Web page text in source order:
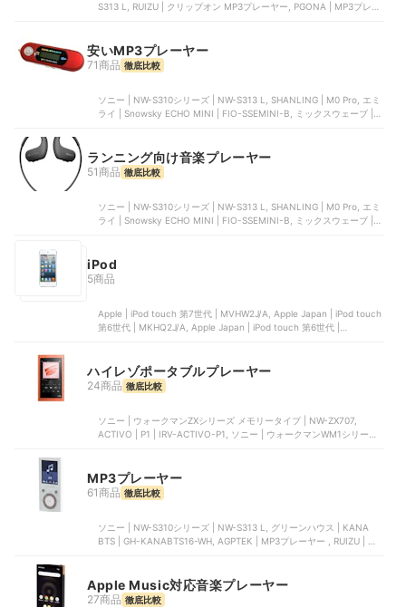
S313 L, RUIZU | クリップオン MP3プレーヤー, PGONA | MP3プレー
安いMP3プレーヤー
71商品 徹底比較
ソニー | NW-S310シリーズ | NW-S313 L, SHANLING | M0 Pro, エミ
ライ | Snowsky ECHO MINI | FIO-SSEMINI-B, ミックスウェーブ |
ランニング向け音楽プレーヤー
51商品 徹底比較
ソニー | NW-S310シリーズ | NW-S313 L, SHANLING | M0 Pro, エミ
ライ | Snowsky ECHO MINI | FIO-SSEMINI-B, ミックスウェーブ |
iPod
5商品
Apple | iPod touch 第7世代 | MVHW2J/A, Apple Japan | iPod touch
第6世代 | MKHQ2J/A, Apple Japan | iPod touch 第6世代 |
ハイレゾポータブルプレーヤー
24商品 徹底比較
ソニー | ウォークマンZXシリーズ メモリータイプ | NW-ZX707,
ACTIVO | P1 | IRV-ACTIVO-P1, ソニー | ウォークマンWM1シリーズ
MP3プレーヤー
61商品 徹底比較
ソニー | NW-S310シリーズ | NW-S313 L, グリーンハウス | KANA
BTS | GH-KANABTS16-WH, AGPTEK | MP3プレーヤー , RUIZU | ク
Apple Music対応音楽プレーヤー
27商品 徹底比較